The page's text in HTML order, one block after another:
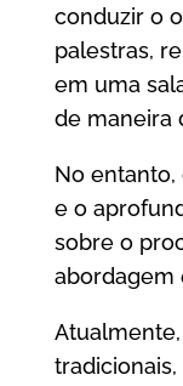
conduzir o
palestras,
em uma
de maneira
No
e o
sobre o
abordagem